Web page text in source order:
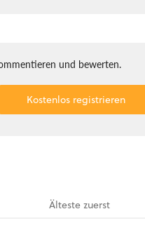
und bewerten.
Kostenlos registrieren
Ältestezuerst